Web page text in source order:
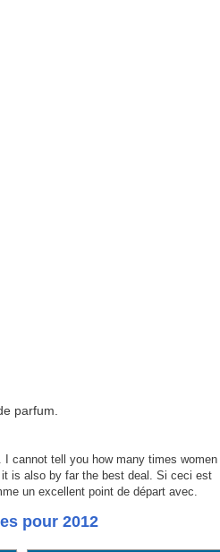
parfum.
cannot tell you how many times women
is also by far the best deal. Si ceci est
un excellent point de départ avec.
pour 2012